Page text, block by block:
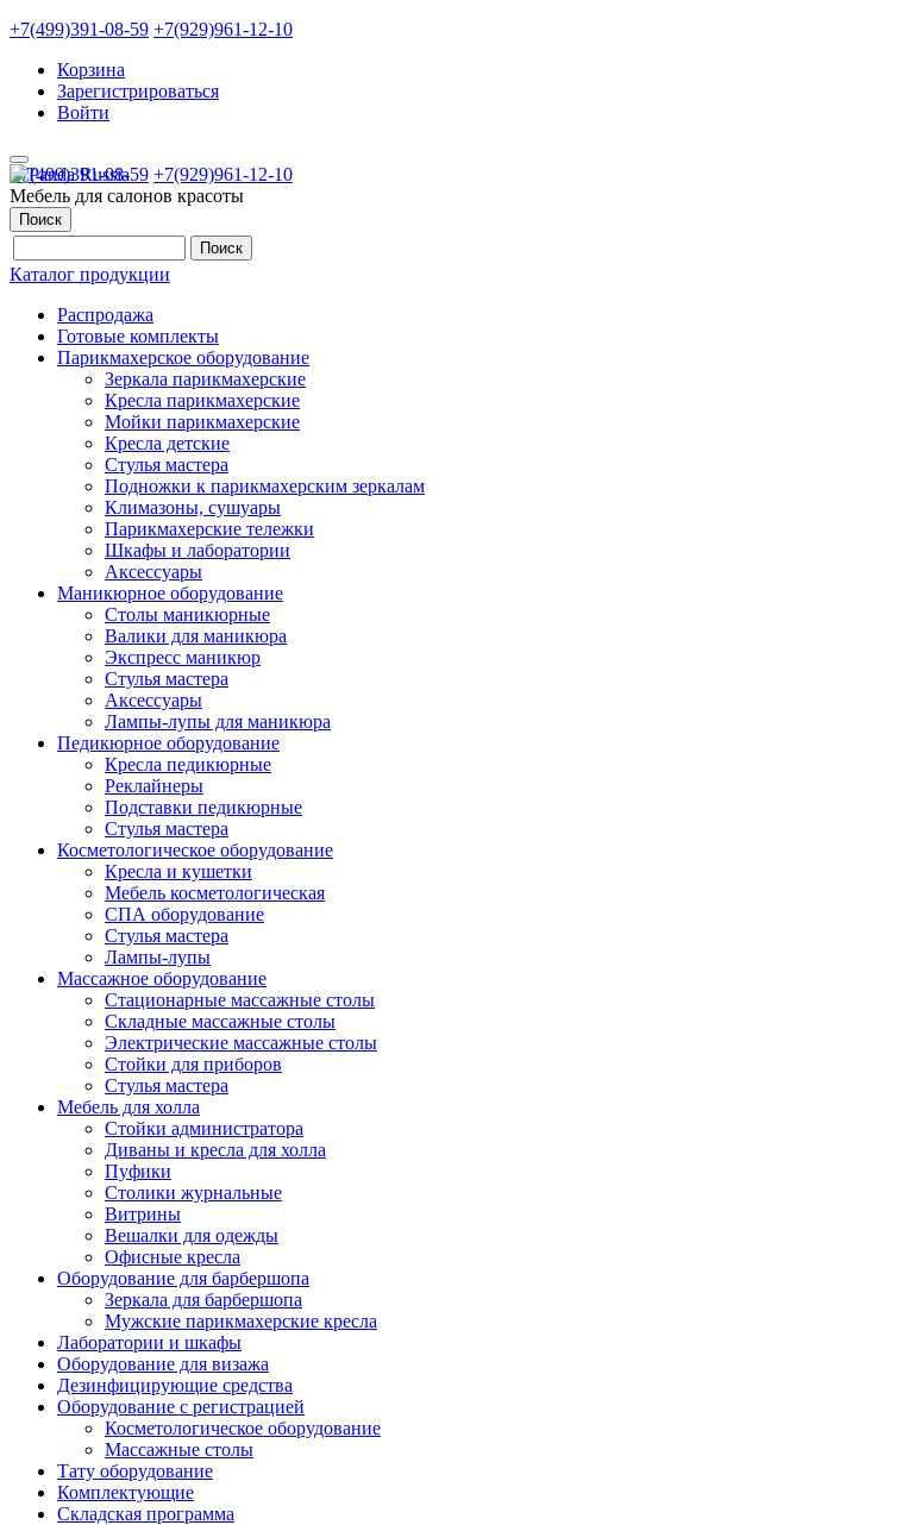
+7(499)391-08-59 +7(929)961-12-10
Корзина
Зарегистрироваться
Войти
+7(499)391-08-59 +7(929)961-12-10
Мебель для салонов красоты
Поиск
Каталог продукции
Распродажа
Готовые комплекты
Парикмахерское оборудование
Зеркала парикмахерские
Кресла парикмахерские
Мойки парикмахерские
Кресла детские
Стулья мастера
Подножки к парикмахерским зеркалам
Климазоны, сушуары
Парикмахерские тележки
Шкафы и лаборатории
Аксессуары
Маникюрное оборудование
Столы маникюрные
Валики для маникюра
Экспресс маникюр
Стулья мастера
Аксессуары
Лампы-лупы для маникюра
Педикюрное оборудование
Кресла педикюрные
Реклайнеры
Подставки педикюрные
Стулья мастера
Косметологическое оборудование
Кресла и кушетки
Мебель косметологическая
СПА оборудование
Стулья мастера
Лампы-лупы
Массажное оборудование
Стационарные массажные столы
Складные массажные столы
Электрические массажные столы
Стойки для приборов
Стулья мастера
Мебель для холла
Стойки администратора
Диваны и кресла для холла
Пуфики
Столики журнальные
Витрины
Вешалки для одежды
Офисные кресла
Оборудование для барбершопа
Зеркала для барбершопа
Мужские парикмахерские кресла
Лаборатории и шкафы
Оборудование для визажа
Дезинфицирующие средства
Оборудование с регистрацией
Косметологическое оборудование
Массажные столы
Тату оборудование
Комплектующие
Складская программа